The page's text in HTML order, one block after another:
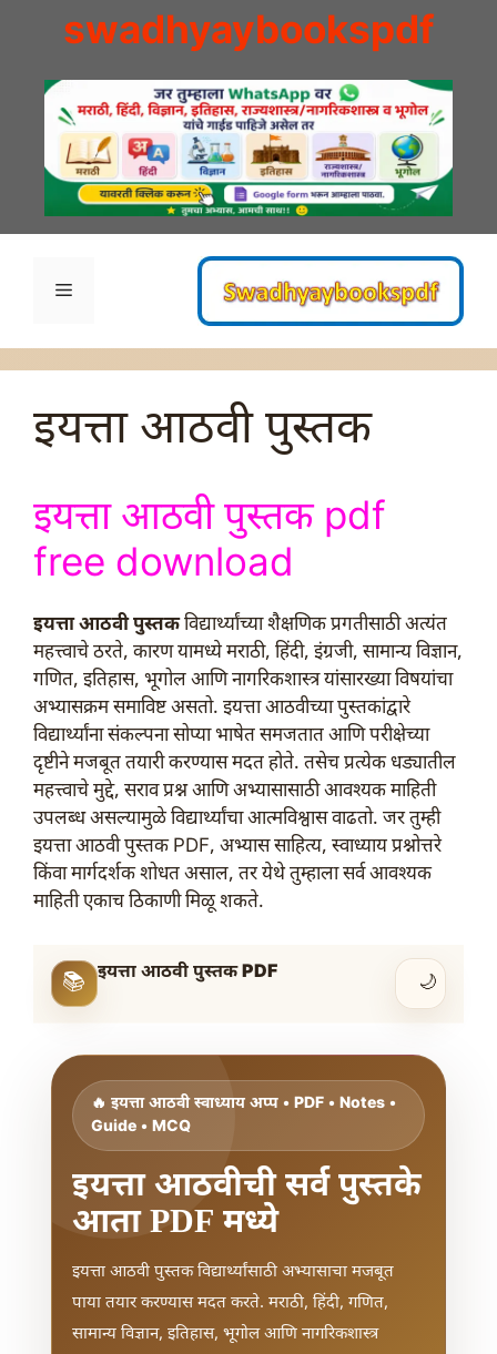
swadhyaybookspdf
Menu
इयत्ता आठवी पुस्तक
इयत्ता आठवी पुस्तक pdf
free download
इयत्ता आठवी पुस्तकविद्यार्थ्यांच्या शैक्षणिक प्रगतीसाठी अत्यंत
महत्त्वाचे ठरते, कारण यामध्ये मराठी, हिंदी, इंग्रजी, सामान्य विज्ञान,
गणित, इतिहास, भूगोल आणि नागरिकशास्त्र यांसारख्या विषयांचा
अभ्यासक्रम समाविष्ट असतो. इयत्ता आठवीच्या पुस्तकांद्वारे
विद्यार्थ्यांना संकल्पना सोप्या भाषेत समजतात आणि परीक्षेच्या
दृष्टीने मजबूत तयारी करण्यास मदत होते. तसेच प्रत्येक धड्यातील
महत्त्वाचे मुद्दे, सराव प्रश्न आणि अभ्यासासाठी आवश्यक माहिती
उपलब्ध असल्यामुळे विद्यार्थ्यांचा आत्मविश्वास वाढतो. जर तुम्ही
इयत्ता आठवी पुस्तक PDF, अभ्यास साहित्य, स्वाध्याय प्रश्नोत्तरे
किंवा मार्गदर्शक शोधत असाल, तर येथे तुम्हाला सर्व आवश्यक
माहिती एकाच ठिकाणी मिळू शकते.
📚 इयत्ता आठवी पुस्तक PDF 🌙
🔥 इयत्ता आठवी स्वाध्याय अप्प • PDF • Notes •
Guide • MCQ
इयत्ता आठवीची सर्व पुस्तके
आता PDF मध्ये
इयत्ता आठवी पुस्तक विद्यार्थ्यांसाठी अभ्यासाचा मजबूत
पाया तयार करण्यास मदत करते. मराठी, हिंदी, गणित,
सामान्य विज्ञान, इतिहास, भूगोल आणि नागरिकशास्त्र